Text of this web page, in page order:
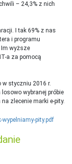
– 24,3% z nich
I tak 69% z nas
i programu
Im wyższe
a za pomocą
w styczniu 2016 r.
wybranej próbie
zlecenie marki e-pity.
wypelniamy-pity.pdf